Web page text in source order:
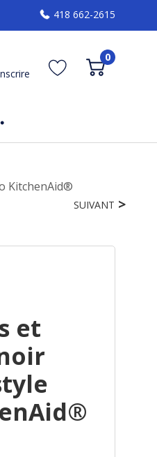
418 662-2615
0
KitchenAid®
SUIVANT
et